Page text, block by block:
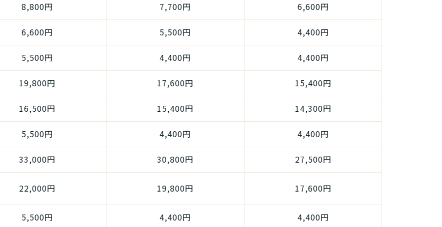
8,800円 7,700円 6,600円
6,600円 5,500円 4,400円
5,500円 4,400円 4,400円
19,800円 17,600円 15,400円
16,500円 15,400円 14,300円
5,500円 4,400円 4,400円
33,000円 30,800円 27,500円
22,000円 19,800円 17,600円
5,500円 4,400円 4,400円